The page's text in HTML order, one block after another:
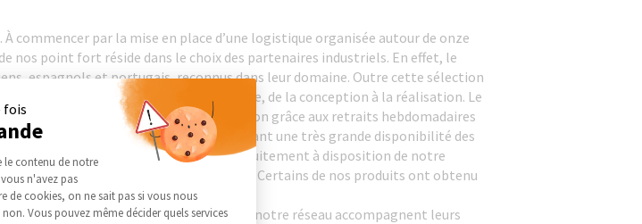
commencer par la mise en place d’une logistique organisée autour de onze
nos point fort réside dans le choix des partenaires industriels. En effet, le
espagnols et portugais, reconnus dans leur domaine. Outre cette sélection
des conseils et une assistance technique, de la conception à la réalisation. Le
3D. Il a aussi réduit ses délais de livraison grâce aux retraits hebdomadaires
dispose ainsi d’un stock lui garantissant une très grande disponibilité des
mettons aussi des échantillons gratuitement à disposition de notre
bénéficient des normes UPEC. Certains de nos produits ont obtenu
choix… Les vendeurs-décorateurs de notre réseau accompagnent leurs
fois
du Consentement : Personnalisez vos Options
le contenu de notre
n'avez pas
de cookies, on ne sait pas si vous nous
Vous pouvez même décider quels services
consent